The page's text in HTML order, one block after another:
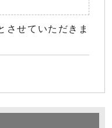
させていただきま